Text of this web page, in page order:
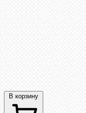
В корзину